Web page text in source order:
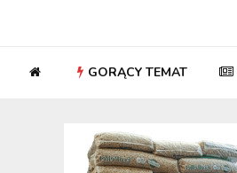
GORĄCY TEMAT